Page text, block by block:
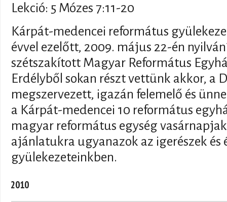
Lekció: 5 Mózes 7:11-20
Kárpát-medencei református
évvel ezelőtt, 2009. május 22-én
szétszakított Magyar Református
Erdélyből sokan részt vettünk akkor, a
megszervezett, igazán felemelő és
a Kárpát-medencei 10 református
magyar református egység
ajánlatukra ugyanazok az igerészek és
gyülekezeteinkben.
2010